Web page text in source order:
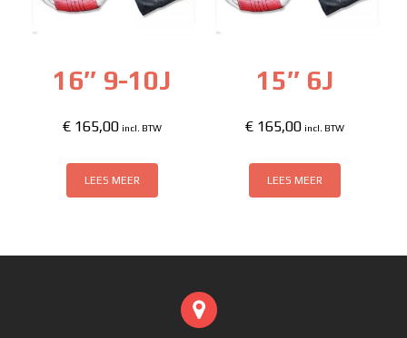
16″ 9-10J
€165,00 incl. BTW
LEES MEER
15″ 6J
€ 165,00 incl. BTW
LEES MEER